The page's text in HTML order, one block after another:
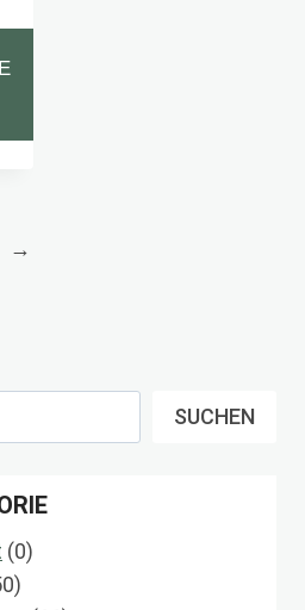
→
SUCHEN
00
50